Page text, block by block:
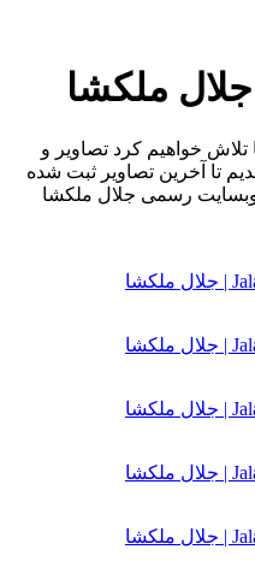
ملکشا
خواهیم کرد تصاویر و
تا آخرین تصاویر ثبت شده
وبسایت رسمی جلال ملکشا